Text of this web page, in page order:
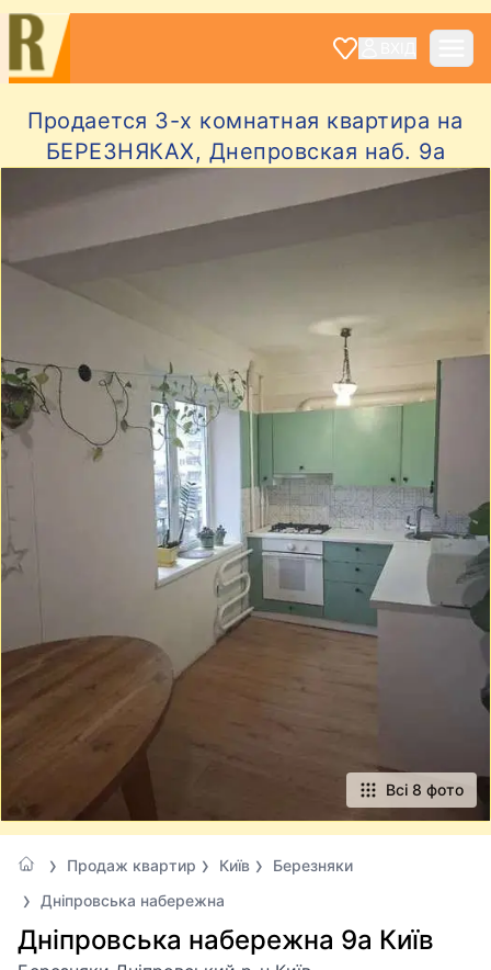
Продается 3-х комнатная квартира на
БЕРЕЗНЯКАХ, Днепровская наб. 9а
Всі 8 фото
Продаж квартир Київ
Березняки
Дніпровська набережна
Дніпровська набережна 9а Київ